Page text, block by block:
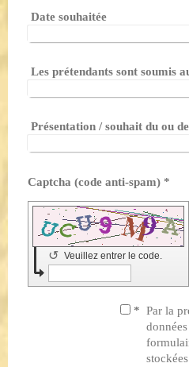
Date souhaitée
Les prétendants sont soumis
Présentation / souhait du ou
Captcha (code anti-spam) *
Veuillez entrer le code.
↺
* Par la